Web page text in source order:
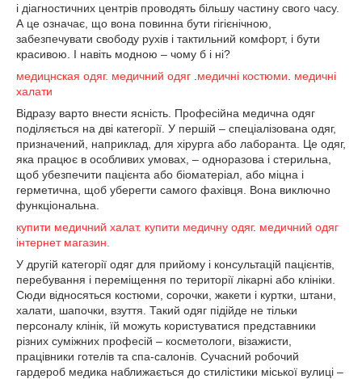
і діагностичних центрів проводять більшу частину свого часу.
А це означає, що вона повинна бути гігієнічною,
забезпечувати свободу рухів і тактильний комфорт, і бути
красивою. І навіть модною – чому б і ні?
медицнская одяг. медичний одяг медичні костюми
медичні
халати
Відразу варто внести ясність. Професійна медична одяг
поділяється на дві категорії. У першій – спеціалізована одяг,
призначений, наприклад, для хірурга або лаборанта. Це одяг,
яка працює в особливих умовах, – одноразова і стерильна,
щоб убезпечити пацієнта або біоматеріал, або міцна і
герметична, щоб уберегти самого фахівця. Вона виключно
функціональна.
купити медичний халат. купити медичну одяг. медичний одяг
інтернет магазин.
У другій категорії одяг для прийому і консультацій пацієнтів,
перебування і переміщення по території лікарні або клініки.
Сюди відносяться костюми, сорочки, жакети і куртки, штани,
халати, шапочки, взуття. Такий одяг підійде не тільки
персоналу клінік, їй можуть користуватися представники
різних суміжних професій – косметологи, візажисти,
працівники готелів та спа-салонів. Сучасний робочий
гардероб медика наближається до стилістики міської вулиці –